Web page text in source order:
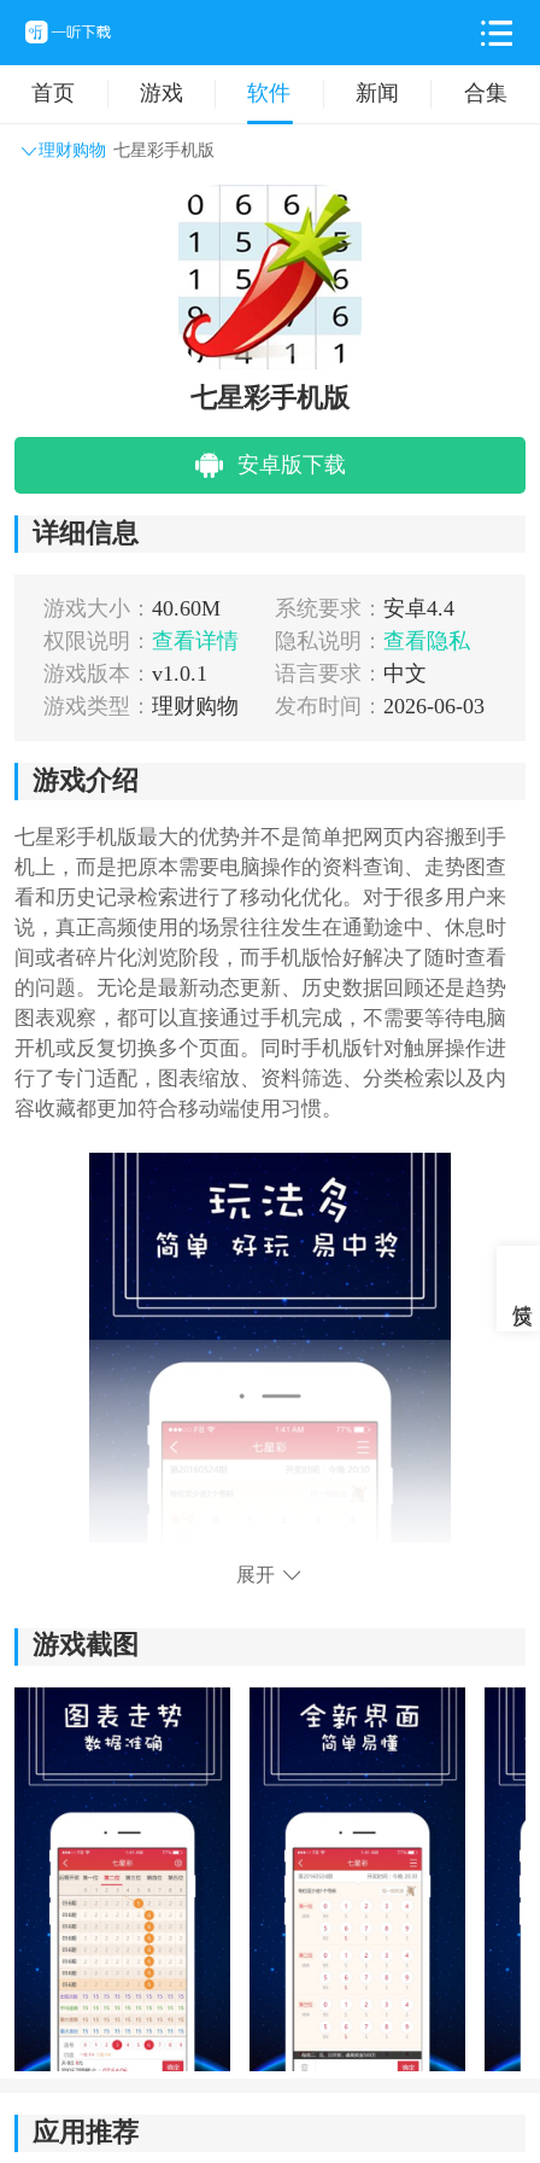
首页 游戏 软件 新闻 合集
理财购物 七星彩手机版
主题壁纸 旅游出行
拍摄美化 时尚购物
七星彩手机版
安卓版下载
详细信息
游戏大小： 40.60M 系统要求： 安卓4.4
权限说明： 查看详情 隐私说明： 查看隐私
游戏版本： v1.0.1 语言要求： 中文
游戏类型： 理财购物 发布时间： 2026-06-03
游戏介绍
七星彩手机版最大的优势并不是简单把网页内容搬到手
机上，而是把原本需要电脑操作的资料查询、走势图查
看和历史记录检索进行了移动化优化。对于很多用户来
说，真正高频使用的场景往往发生在通勤途中、休息时
间或者碎片化浏览阶段，而手机版恰好解决了随时查看
的问题。无论是最新动态更新、历史数据回顾还是趋势
图表观察，都可以直接通过手机完成，不需要等待电脑
开机或反复切换多个页面。同时手机版针对触屏操作进
行了专门适配，图表缩放、资料筛选、分类检索以及内
容收藏都更加符合移动端使用习惯。
内容介绍
1、移动端数据同步速度提升
新版优化后台同步机制后，资料更新速度更快。用户打
开应用即可查看最新动态内容，减少频繁刷新页面带来
的等待时间，让整体浏览过程更加连贯。
2、多周期对照功能增强
支持同时查看不同时间范围的数据变化情况，用户能够
在一个页面内完成多个阶段内容对比，提高观察效率。
展开
游戏截图
应用推荐